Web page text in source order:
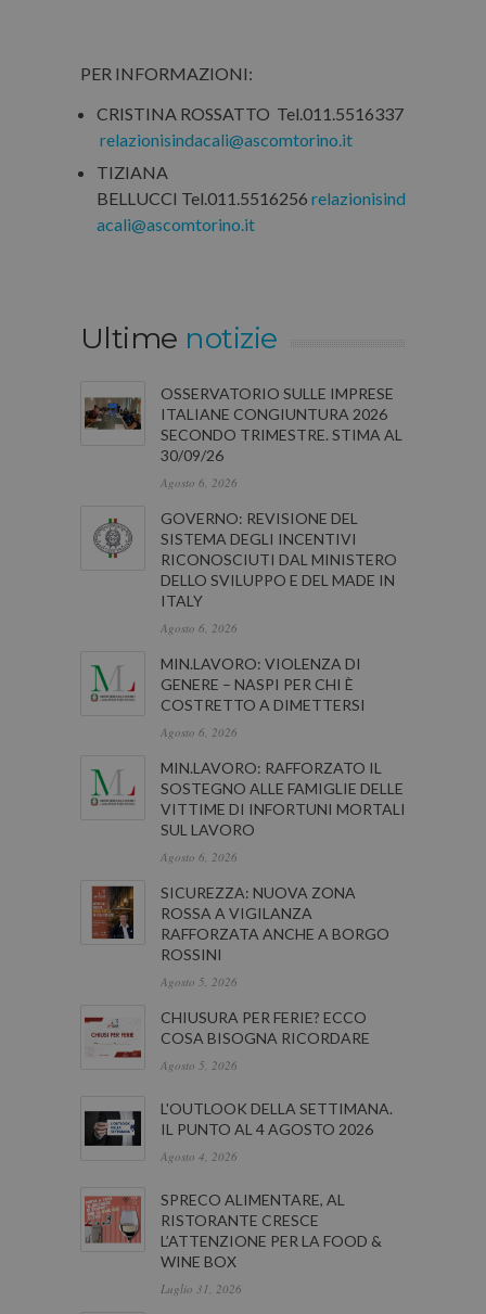
PER INFORMAZIONI:
CRISTINA ROSSATTO Tel.011.5516337
relazionisindacali@ascomtorino.it
TIZIANA
BELLUCCI Tel.011.5516256 relazionisind
acali@ascomtorino.it
Ultime notizie
OSSERVATORIO SULLE IMPRESE
ITALIANE CONGIUNTURA 2026
SECONDO TRIMESTRE. STIMA AL
30/09/26
Agosto 6, 2026
GOVERNO: REVISIONE DEL
SISTEMA DEGLI INCENTIVI
RICONOSCIUTI DAL MINISTERO
DELLO SVILUPPO E DEL MADE IN
ITALY
Agosto 6, 2026
MIN.LAVORO: VIOLENZA DI
GENERE – NASPI PER CHI È
COSTRETTO A DIMETTERSI
Agosto 6, 2026
MIN.LAVORO: RAFFORZATO IL
SOSTEGNO ALLE FAMIGLIE DELLE
VITTIME DI INFORTUNI MORTALI
SUL LAVORO
Agosto 6, 2026
SICUREZZA: NUOVA ZONA
ROSSA A VIGILANZA
RAFFORZATA ANCHE A BORGO
ROSSINI
Agosto 5, 2026
CHIUSURA PER FERIE? ECCO
COSA BISOGNA RICORDARE
Agosto 5, 2026
L'OUTLOOK DELLA SETTIMANA.
IL PUNTO AL 4 AGOSTO 2026
Agosto 4, 2026
SPRECO ALIMENTARE, AL
RISTORANTE CRESCE
L’ATTENZIONE PER LA FOOD &
WINE BOX
Luglio 31, 2026